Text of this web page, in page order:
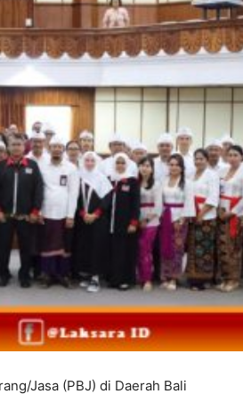
Jasa (PBJ) di Daerah Bali